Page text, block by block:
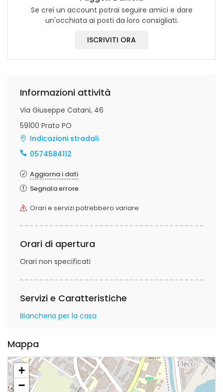
Se crei un account potrai seguire amici e dare
un'occhiata ai posti da loro consigliati.
ISCRIVITI ORA
Informazioni attività
Via Giuseppe Catani, 46
59100 Prato PO
Indicazioni stradali
0574584112
Aggiorna i dati
Segnala errore
Orari e servizi potrebbero variare
Orari di apertura
Orari non specificati
Servizi e Caratteristiche
Biancheria per la casa
Mappa
+
−